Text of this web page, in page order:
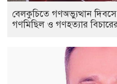
বেলকুচিতে গণঅভ্যুত্থান
গণমিছিল ও গণহত্যার